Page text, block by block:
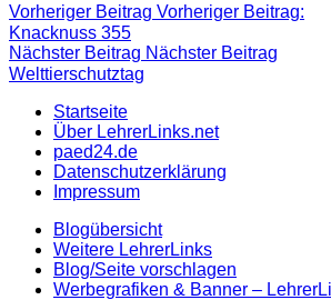
Vorheriger Beitrag Vorheriger Beitrag:
Knacknuss 355
Nächster Beitrag Nächster Beitrag
Welttierschutztag
Startseite
Über LehrerLinks.net
paed24.de
Datenschutzerklärung
Impressum
Blogübersicht
Weitere LehrerLinks
Blog/Seite vorschlagen
Werbegrafiken & Banner –